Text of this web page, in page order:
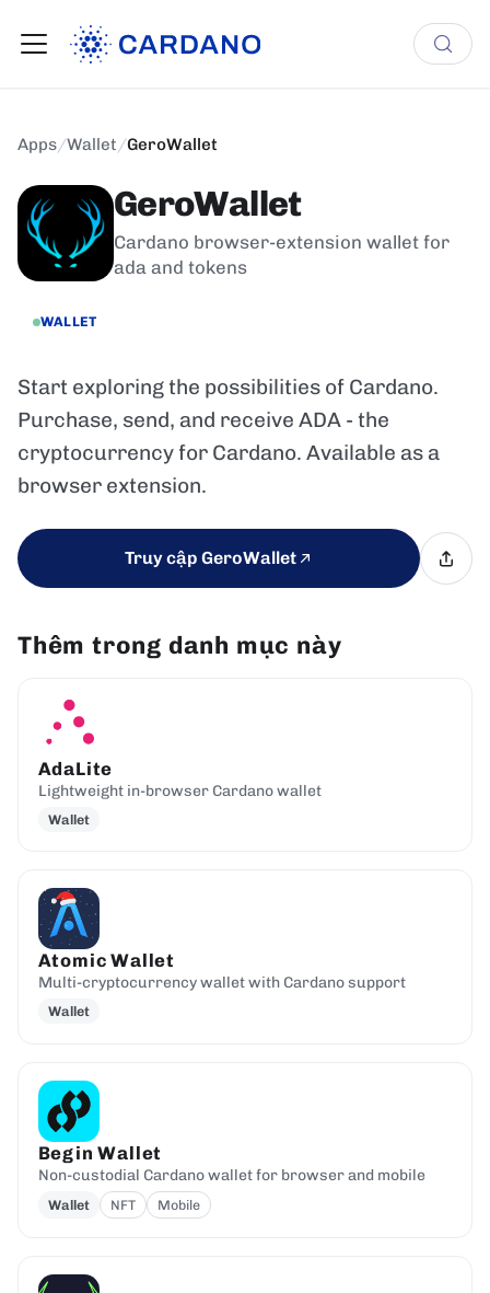
Apps/Wallet/GeroWallet
GeroWallet
Cardano browser-extension wallet for
ada and tokens
WALLET
Start exploring the possibilities of Cardano.
Purchase, send, and receive ADA - the
cryptocurrency for Cardano. Available as a
browser extension.
Truy cập GeroWallet
Thêm trong danh mục này
AdaLite
Lightweight in-browser Cardano wallet
Wallet
Atomic Wallet
Multi-cryptocurrency wallet with Cardano support
Wallet
Begin Wallet
Non-custodial Cardano wallet for browser and mobile
Wallet NFT Mobile